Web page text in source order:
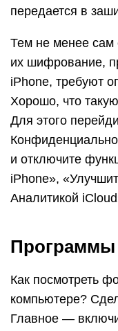
передается в
Тем не менее
их шифрование,
iPhone, требуют
Хорошо, что
Для этого
и отключите
iPhone»,
Аналитикой
Как посмотреть
компьютере?
Главное —